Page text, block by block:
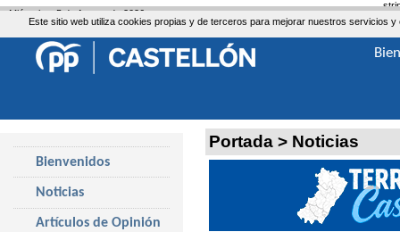
Este sitio web utiliza cookies propias y de terceros para mejorar nuestros servicios
Portada > Noticias
Bienvenidos
Noticias
Artículos de Opinión
Miércoles, 5 de Agosto de 2026